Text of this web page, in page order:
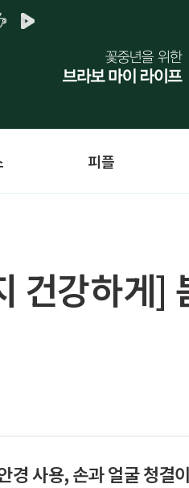
피플
건강하게]
경 사용, 손과 얼굴 청결